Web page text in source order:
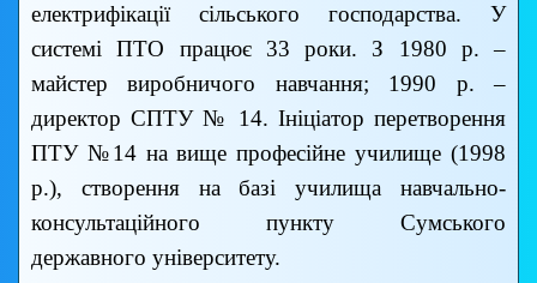
електрифікації сільського господарства. У
системі ПТО працює 33 роки. З 1980 р. –
майстер виробничого навчання; 1990 р. –
директор СПТУ № 14. Ініціатор перетворення
ПТУ №14 на вище професійне училище (1998
р.), створення на базі училища навчально-
консультаційного пункту Сумського
державного університету.